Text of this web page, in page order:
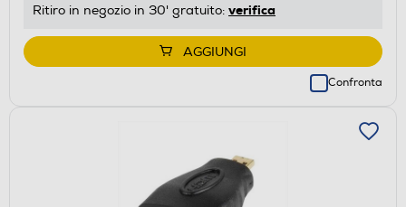
Ritiro in negozio in 30' gratuito: verifica
AGGIUNGI
Confronta